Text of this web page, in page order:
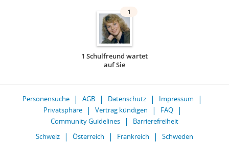
1
1 Schulfreund wartet
auf Sie
Personensuche AGB Datenschutz
Impressum
Privatsphäre
Vertrag kündigen
FAQ
Community Guidelines
Barrierefreiheit
Schweiz
Österreich Frankreich Schweden